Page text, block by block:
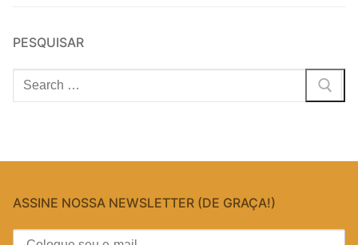
PESQUISAR
Pesquisar
por:
ASSINE NOSSA NEWSLETTER (DE GRAÇA!)